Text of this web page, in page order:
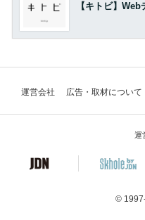
【キトビ】
運営会社 広告・取材について
運
©